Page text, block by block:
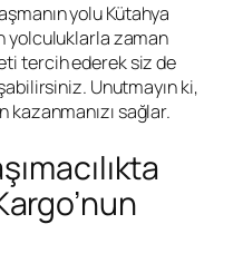
yolu Kütahya
yolculuklarla zaman
tercih ederek siz de
Unutmayın ki,
kazanmanızı sağlar.